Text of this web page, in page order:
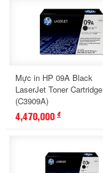
Mực in HP 09A Black
LaserJet Toner Cartridge
(C3909A)
4,470,000 đ